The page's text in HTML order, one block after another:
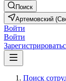
Поиск
Артемовский
Войти
Войти
Поиск